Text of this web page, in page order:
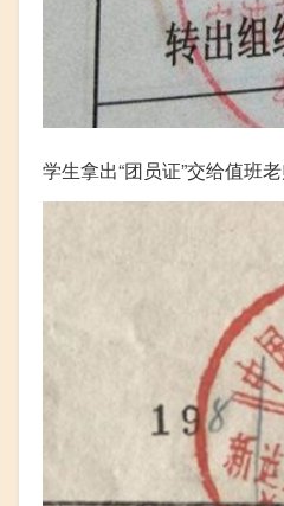
学生拿出“团员证”交给值班